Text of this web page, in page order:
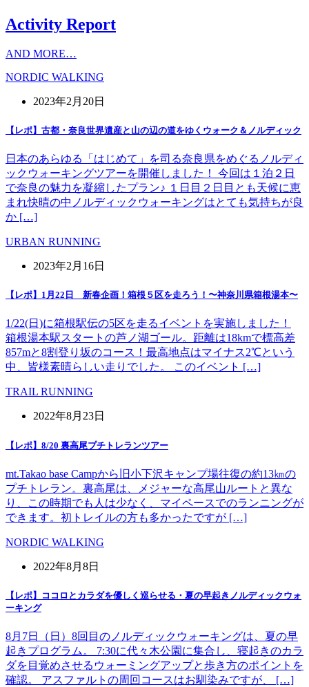
Activity Report
AND MORE…
NORDIC WALKING
2023年2月20日
【レポ】古都・奈良世界遺産と山の辺の道をゆくウォーク＆ノルディック
日本のあらゆる「はじめて」を司る奈良県をめぐるノルディ
ックウォーキングツアーを開催しました！ 今回は１泊２日
で奈良の魅力を凝縮したプラン♪ １日目２日目とも天候に恵
まれ快晴の中ノルディックウォーキングはとても気持ちが良
か […]
URBAN RUNNING
2023年2月16日
【レポ】1月22日 新春企画！箱根５区を走ろう！〜神奈川県箱根湯本〜
1/22(日)に箱根駅伝の5区を走るイベントを実施しました！
箱根湯本駅スタートの芦ノ湖ゴール。距離は18kmで標高差
857mと8割登り坂のコース！最高地点はマイナス2℃という
中、皆様素晴らしい走りでした。 このイベント […]
TRAIL RUNNING
2022年8月23日
【レポ】8/20 裏高尾プチトレランツアー
mt.Takao base Campから旧小下沢キャンプ場往復の約13㎞の
プチトレラン。裏高尾は、メジャーな高尾山ルートと異な
り、この時期でも人は少なく、マイペースでのランニングが
できます。初トレイルの方も多かったですが […]
NORDIC WALKING
2022年8月8日
【レポ】ココロとカラダを優しく巡らせる・夏の早起きノルディックウォ
ーキング
8月7日（日）8回目のノルディックウォーキングは、夏の早
起きプログラム。 7:30に代々木公園に集合し、寝起きのカラ
ダを目覚めさせるウォーミングアップと歩き方のポイントを
確認。 アスファルトの周回コースはお馴染みですが、 […]